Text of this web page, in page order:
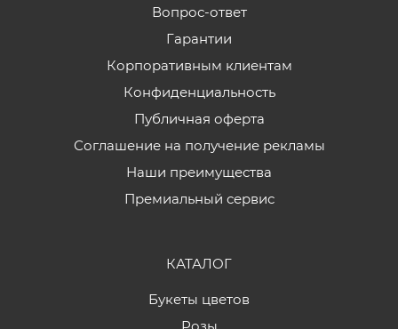
Вопрос-ответ
Гарантии
Корпоративным клиентам
Конфиденциальность
Публичная оферта
Соглашение на получение рекламы
Наши преимущества
Премиальный сервис
КАТАЛОГ
Букеты цветов